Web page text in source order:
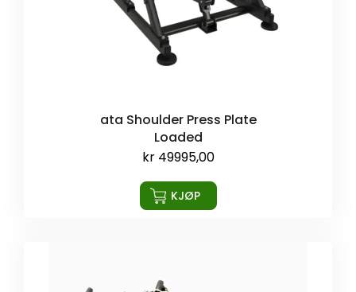
ata Shoulder Press Plate
Loaded
kr49995,00
KJØP